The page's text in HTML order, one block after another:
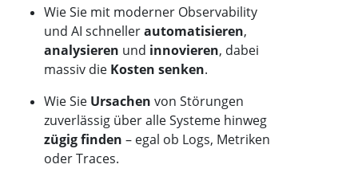
Wie Sie mit moderner Observability
und AI schnellerautomatisieren,
analysieren und innovieren, dabei
massiv die Kosten senken.
Wie Sie Ursachen von Störungen
zuverlässig über alle Systeme hinweg
zügig finden – egal ob Logs, Metriken
oder Traces.